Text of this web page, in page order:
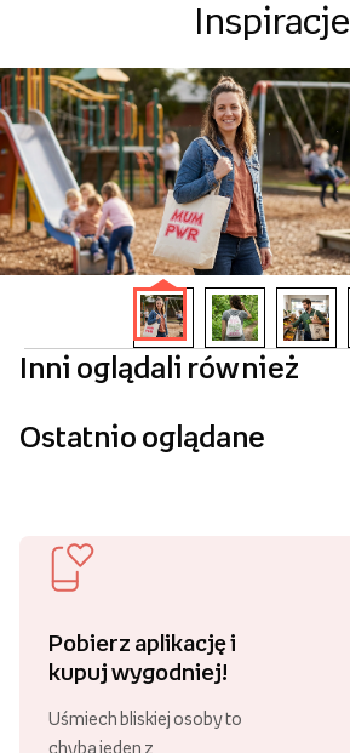
Inspiracje
Inni oglądali również
Ostatnio oglądane
Pobierz aplikację i
kupuj wygodniej!
Uśmiech bliskiej osoby to
chyba jeden z